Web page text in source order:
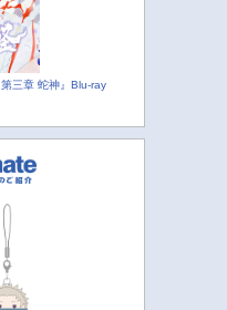
三章 蛇神』Blu-ray